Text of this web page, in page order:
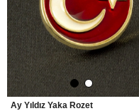
Ay Yıldız Yaka Rozet